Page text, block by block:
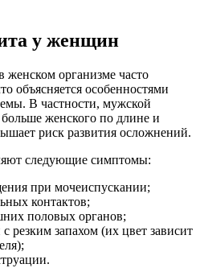
у женщин
женском организме часто
объясняется особенностями
В частности, мужской
женского по длине и
риск развития осложнений.
следующие симптомы:
при мочеиспускании;
контактов;
половых органов;
резким запахом (их цвет зависит